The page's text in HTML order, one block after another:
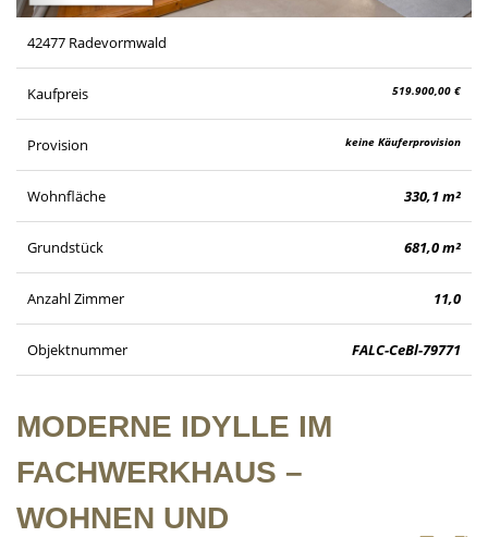
42477 Radevormwald
Kaufpreis 519.900,00 €
Provision keine Käuferprovision
Wohnfläche 330,1 m²
Grundstück 681,0 m²
Anzahl Zimmer 11,0
Objektnummer FALC-CeBl-79771
MODERNE IDYLLE IM
FACHWERKHAUS –
WOHNEN UND